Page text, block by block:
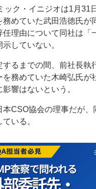
ク・イニジオは1月31
務めていた武田浩徳氏が
任理由について同社は「
していない。
るまでの間、前社長執
を務めていた木崎弘氏が
響はないという。
CSO協会の理事だが、
いる。